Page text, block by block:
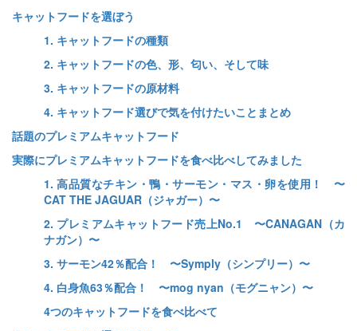
キャットフードを選ぼう
1. キャットフードの種類
2. キャットフードの色、形、匂い、そして味
3. キャットフードの原材料
4. キャットフード選びで気を付けたいことまとめ
話題のプレミアムキャットフード
実際にプレミアムキャットフードを食べ比べしてみました
1. 高品質なチキン・鴨・サーモン・マス・卵を使用！ 〜
CAT THE JAGUAR（ジャガー）〜
2. プレミアムキャットフード売上No.1 〜CANAGAN（カ
ナガン）〜
3. サーモン42％配合！ 〜Symply（シンプリー）〜
4. 白身魚63％配合！ 〜mog nyan（モグニャン）〜
4つのキャットフードを食べ比べて